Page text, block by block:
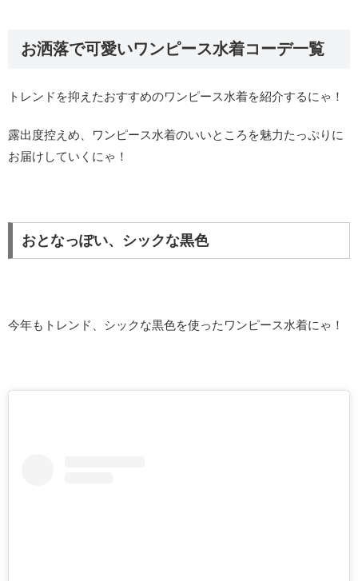
お洒落で可愛いワンピース水着コーデ一覧
トレンドを抑えたおすすめのワンピース水着を紹介するにゃ！
露出度控えめ、ワンピース水着のいいところを魅力たっぷりに
お届けしていくにゃ！
おとなっぽい、シックな黒色
今年もトレンド、シックな黒色を使ったワンピース水着にゃ！